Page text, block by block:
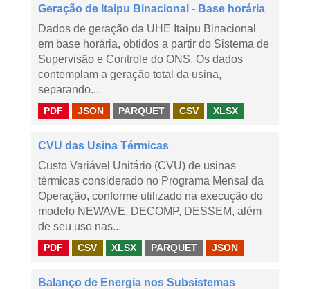
Geração de Itaipu Binacional - Base horária
Dados de geração da UHE Itaipu Binacional
em base horária, obtidos a partir do Sistema de
Supervisão e Controle do ONS. Os dados
contemplam a geração total da usina,
separando...
PDF JSON PARQUET CSV XLSX
CVU das Usina Térmicas
Custo Variável Unitário (CVU) de usinas
térmicas considerado no Programa Mensal da
Operação, conforme utilizado na execução do
modelo NEWAVE, DECOMP, DESSEM, além
de seu uso nas...
PDF CSV XLSX PARQUET JSON
Balanço de Energia nos Subsistemas